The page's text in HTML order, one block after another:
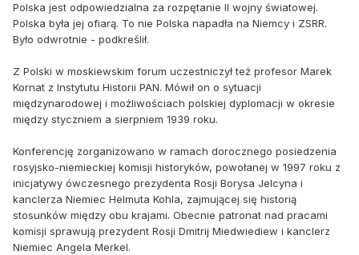
Polska jest odpowiedzialna za rozpętanie II wojny światowej.
Polska była jej ofiarą. To nie Polska napadła na Niemcy i ZSRR.
Było odwrotnie - podkreślił.
Z Polski w moskiewskim forum uczestniczył też profesor Marek
Kornat z Instytutu Historii PAN. Mówił on o sytuacji
międzynarodowej i możliwościach polskiej dyplomacji w okresie
między styczniem a sierpniem 1939 roku.
Konferencję zorganizowano w ramach dorocznego posiedzenia
rosyjsko-niemieckiej komisji historyków, powołanej w 1997 roku z
inicjatywy ówczesnego prezydenta Rosji Borysa Jelcyna i
kanclerza Niemiec Helmuta Kohla, zajmującej się historią
stosunków między obu krajami. Obecnie patronat nad pracami
komisji sprawują prezydent Rosji Dmitrij Miedwiediew i kanclerz
Niemiec Angela Merkel.